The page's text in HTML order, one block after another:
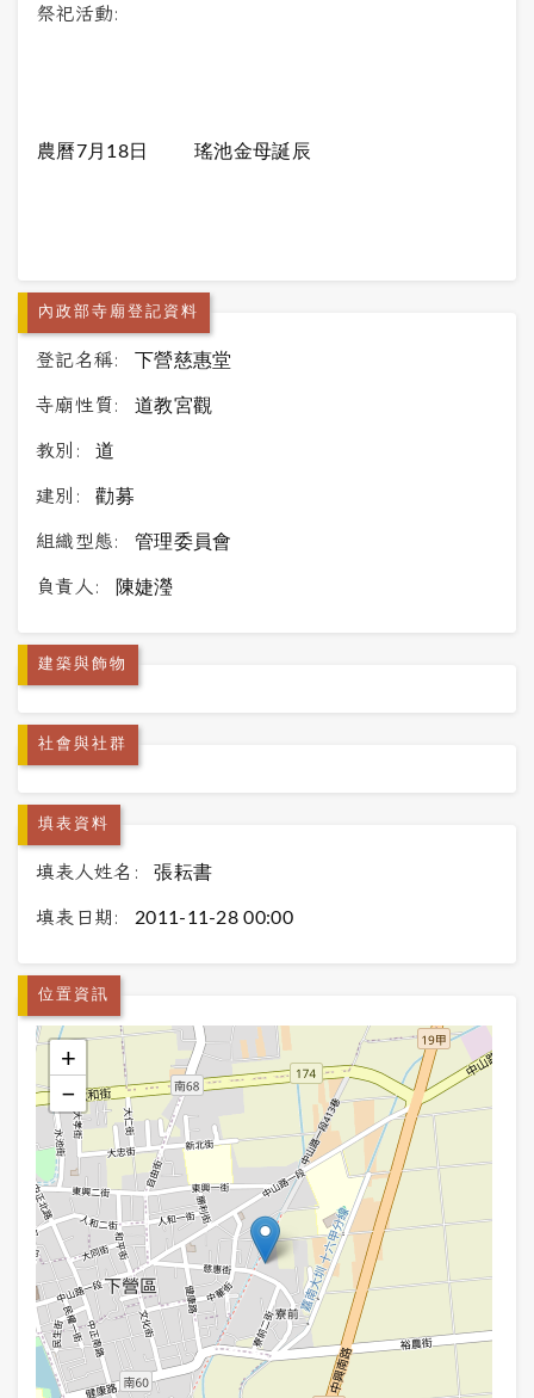
祭祀活動:
農曆7月18日 瑤池金母誕辰
內政部寺廟登記資料
登記名稱: 下營慈惠堂
寺廟性質: 道教宮觀
教別: 道
建別: 勸募
組織型態: 管理委員會
負責人: 陳婕瀅
建築與飾物
社會與社群
填表資料
填表人姓名: 張耘書
填表日期: 2011-11-28 00:00
位置資訊
+
−